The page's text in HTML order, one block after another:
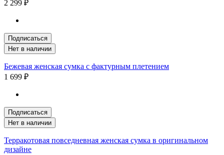
2 299 ₽
Подписаться
Нет в наличии
Бежевая женская сумка с фактурным плетением
1 699 ₽
Подписаться
Нет в наличии
Терракотовая повседневная женская сумка в оригинальном
дизайне